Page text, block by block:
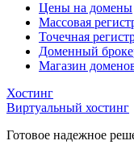
Цены на домены
Массовая
Точечная
Доменный
Магазин
Хостинг
Виртуальный хостинг
Готовое надежное